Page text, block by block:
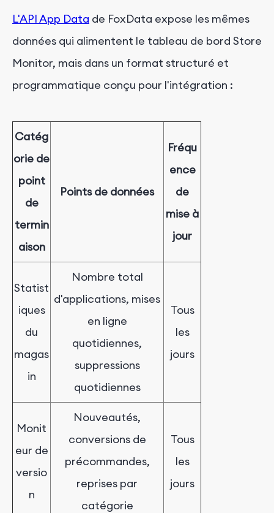
L'API App Data de FoxData expose les mêmes
données qui alimentent le tableau de bord Store
Monitor, mais dans un format structuré et
programmatique conçu pour l'intégration :
Catég
orie de
point
de
termin
aison
Points de données
Fréqu
ence
de
mise à
jour
Statist
iques
du
magas
in
Nombre total
d'applications, mises
en ligne
quotidiennes,
suppressions
quotidiennes
Tous
les
jours
Monit
eur de
versio
n
Nouveautés,
conversions de
précommandes,
reprises par
catégorie
Tous
les
jours